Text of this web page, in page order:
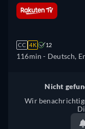
CC 4K 12
116min - Deutsch,
Nicht
Wir